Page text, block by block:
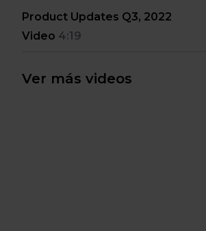
Product Updates Q3, 2022
Video 4:19
Ver más videos